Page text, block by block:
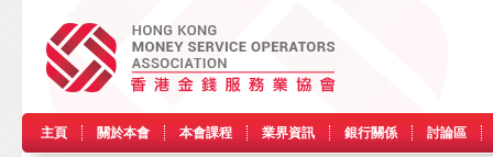
主頁 關於本會 本會課程 業界資訊 銀行關係 討論區